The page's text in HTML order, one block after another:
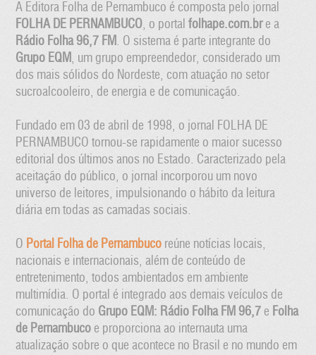
A Editora Folha de Pernambuco é composta pelo jornal
FOLHA DE PERNAMBUCO, o portalfolhape.com.br e a
Rádio Folha 96,7 FM. O sistema é parte integrante do
Grupo EQM, um grupo empreendedor, considerado um
dos mais sólidos do Nordeste, com atuação no setor
sucroalcooleiro, de energia e de comunicação.
Fundado em 03 de abril de 1998, o jornal FOLHA DE
PERNAMBUCO tornou-se rapidamente o maior sucesso
editorial dos últimos anos no Estado. Caracterizado pela
aceitação do público, o jornal incorporou um novo
universo de leitores, impulsionando o hábito da leitura
diária em todas as camadas sociais.
O Portal Folha de Pernambuco reúne notícias locais,
nacionais e internacionais, além de conteúdo de
entretenimento, todos ambientados em ambiente
multimídia. O portal é integrado aos demais veículos de
comunicação do Grupo EQM: Rádio Folha FM 96,7 e Folha
de Pernambuco e proporciona ao internauta uma
atualização sobre o que acontece no Brasil e no mundo em